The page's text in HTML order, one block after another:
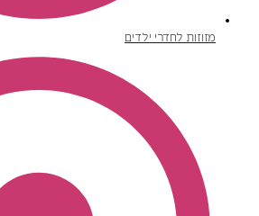
מזוזות לחדרי ילדים